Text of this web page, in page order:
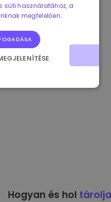
Hogyan és hol
süti használatához, a
megfelelően.